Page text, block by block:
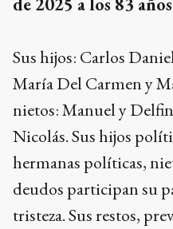
de 2025 a los 83
Sus hijos: Carlos
María Del Carmen y
nietos: Manuel y
Nicolás. Sus hijos
hermanas políticas,
deudos participan su
tristeza. Sus restos,